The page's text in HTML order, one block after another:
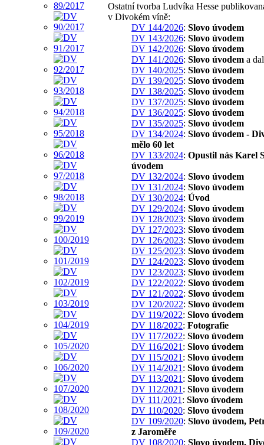
Ostatní tvorba Ludvíka Hesse
v Divokém víně:
DV 144/2026: Slovo úvodem
DV 143/2026: Slovo úvodem
DV 142/2026: Slovo úvodem
DV 141/2026: Slovo úvodem a
DV 140/2025: Slovo úvodem
DV 139/2025: Slovo úvodem
DV 138/2025: Slovo úvodem
DV 137/2025: Slovo úvodem
DV 136/2025: Slovo úvodem
DV 135/2025: Slovo úvodem
DV 134/2024: Slovo úvodem -
mělo 60 let
DV 133/2024: Opustil nás Karel
úvodem
DV 132/2024: Slovo úvodem
DV 131/2024: Slovo úvodem
DV 130/2024: Úvod
DV 129/2024: Slovo úvodem
DV 128/2023: Slovo úvodem
DV 127/2023: Slovo úvodem
DV 126/2023: Slovo úvodem
DV 125/2023: Slovo úvodem
DV 124/2023: Slovo úvodem
DV 123/2023: Slovo úvodem
DV 122/2022: Slovo úvodem
DV 121/2022: Slovo úvodem
DV 120/2022: Slovo úvodem
DV 119/2022: Slovo úvodem
DV 118/2022: Fotografie
DV 117/2022: Slovo úvodem
DV 116/2021 : Slovo úvodem
DV 115/2021 : Slovo úvodem
DV 114/2021 : Slovo úvodem
DV 113/2021 : Slovo úvodem
DV 112/2021 : Slovo úvodem
DV 111/2021 : Slovo úvodem
DV 110/2020: Slovo úvodem
DV 109/2020: Slovo úvodem,
z Jaroměře
DV 108/2020: Slovo úvodem.